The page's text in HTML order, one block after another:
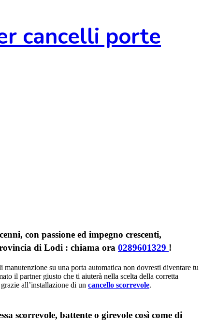
cancelli porte
con passione ed impegno crescenti,
di Lodi : chiama ora 0289601329 !
su una porta automatica non dovresti diventare tu
il partner giusto che ti aiuterà nella scelta della corretta
all’installazione di un cancello scorrevole.
scorrevole, battente o girevole così come di